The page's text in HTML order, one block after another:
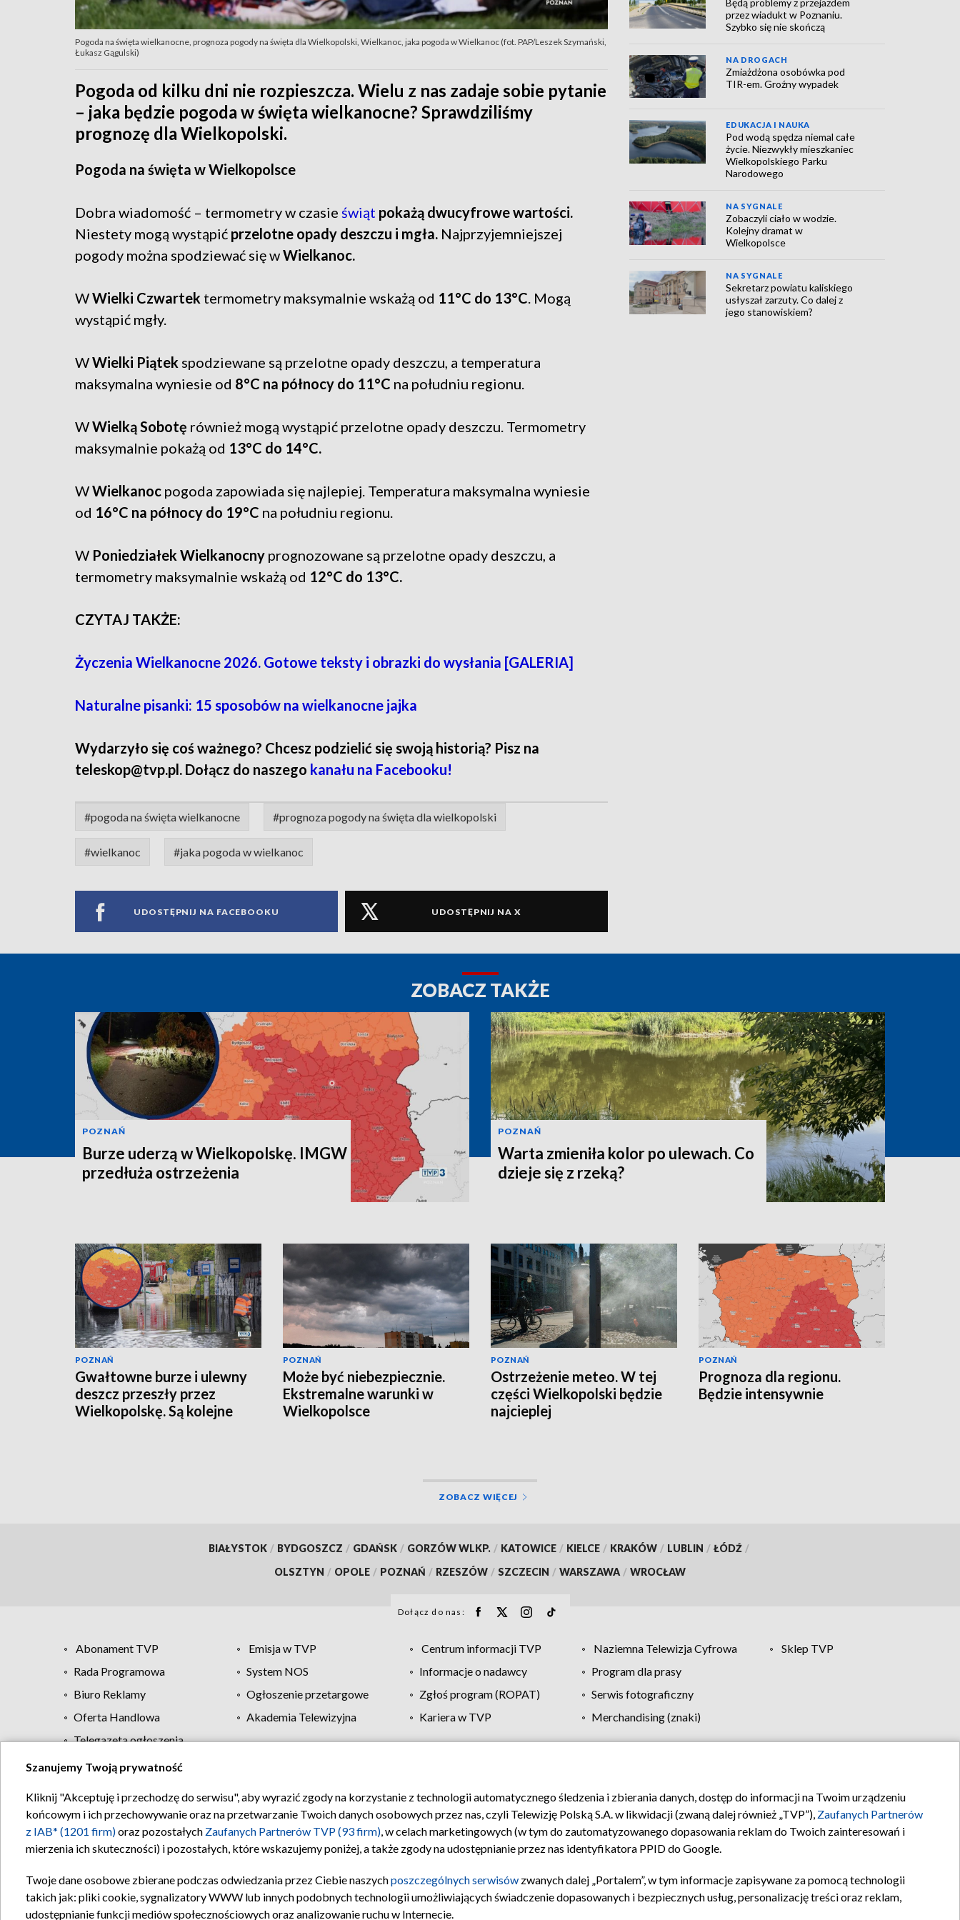
Pogoda na święta wielkanocne, prognoza pogody na święta dla Wielkopolski, Wielkanoc, jaka pogoda w Wielkanoc (fot. PAP/Leszek Szymański,
Łukasz Gągulski)
Pogoda od kilku dni nie rozpieszcza. Wielu z nas zadaje sobie pytanie
– jaka będzie pogoda w święta wielkanocne? Sprawdziliśmy
prognozę dla Wielkopolski.
Pogoda na święta w Wielkopolsce
Dobra wiadomość – termometry w czasie świąt pokażą dwucyfrowe wartości.
Niestety mogą wystąpić przelotne opady deszczu i mgła. Najprzyjemniejszej
pogody można spodziewać się wWielkanoc.
WWielki Czwartek termometry maksymalnie wskażą od 11°C do 13°C. Mogą
wystąpić mgły.
WWielki Piątek spodziewane są przelotne opady deszczu, a temperatura
maksymalna wyniesie od 8°C na północy do 11°C na południu regionu.
WWielką Sobotę również mogą wystąpić przelotne opady deszczu. Termometry
maksymalnie pokażą od 13°C do 14°C.
WWielkanoc pogoda zapowiada się najlepiej. Temperatura maksymalna wyniesie
od 16°C na północy do 19°C na południu regionu.
W Poniedziałek Wielkanocny prognozowane są przelotne opady deszczu, a
termometry maksymalnie wskażą od 12°C do 13°C.
CZYTAJ TAKŻE:
Życzenia Wielkanocne 2026. Gotowe teksty i obrazki do wysłania [GALERIA]
Naturalne pisanki: 15 sposobów na wielkanocne jajka
Wydarzyło się coś ważnego? Chcesz podzielić się swoją historią? Pisz na
teleskop@tvp.pl. Dołącz do naszego kanału na Facebooku!
#pogoda na święta wielkanocne #prognoza pogody na święta dla wielkopolski
#wielkanoc #jaka pogoda w wielkanoc
UDOSTĘPNIJ NA FACEBOOKU UDOSTĘPNIJ NA X
przez wiadukt w Poznaniu.
Szybko się nie skończą
NA DROGACH
Zmiażdżona osobówka pod
TIR-em. Groźny wypadek
EDUKACJA I NAUKA
Pod wodą spędza niemal całe
życie. Niezwykły mieszkaniec
Wielkopolskiego Parku
Narodowego
NA SYGNALE
Zobaczyli ciało w wodzie.
Kolejny dramat w
Wielkopolsce
NA SYGNALE
Sekretarz powiatu kaliskiego
usłyszał zarzuty. Co dalej z
jego stanowiskiem?
ZOBACZ TAKŻE
POZNAŃ
Burze uderzą w Wielkopolskę. IMGW
przedłuża ostrzeżenia
POZNAŃ
Warta zmieniła kolor po ulewach. Co
dzieje się z rzeką?
POZNAŃ
Gwałtowne burze i ulewny
deszcz przeszły przez
Wielkopolskę. Są kolejne
POZNAŃ
Może być niebezpiecznie.
Ekstremalne warunki w
Wielkopolsce
POZNAŃ
Ostrzeżenie meteo. W tej
części Wielkopolski będzie
najcieplej
POZNAŃ
Prognoza dla regionu.
Będzie intensywnie
ZOBACZ WIĘCEJ
BIAŁYSTOK / BYDGOSZCZ / GDAŃSK / GORZÓW WLKP. / KATOWICE / KIELCE / KRAKÓW / LUBLIN / ŁÓDŹ /
OLSZTYN / OPOLE / POZNAŃ / RZESZÓW / SZCZECIN / WARSZAWA / WROCŁAW
Dołącz do nas:
Abonament TVP Emisja w TVP Centrum informacji TVP Naziemna Telewizja Cyfrowa
Sklep TVP
Rada Programowa
System NOS Informacje o nadawcy
Program dla prasy
Biuro Reklamy
Ogłoszenie przetargowe Zgłoś program (ROPAT)
Serwis fotograficzny
Oferta Handlowa
Akademia Telewizyjna Kariera w TVP
Merchandising (znaki)
Telegazeta ogłoszenia
Regulamin TVP Polityka prywatności Moje zgody Pomoc Biuro reklamy Kontakt
Szanujemy Twoją prywatność
Kliknij "Akceptuję i przechodzę do serwisu", aby wyrazić zgody na korzystanie z technologii automatycznego śledzenia i zbierania danych, dostęp do informacji na Twoim urządzeniu
końcowym i ich przechowywanie oraz na przetwarzanie Twoich danych osobowych przez nas, czyli Telewizję Polską S.A. w likwidacji (zwaną dalej również „TVP”), Zaufanych Partnerów
z IAB* (1201 firm)oraz pozostałych Zaufanych Partnerów TVP (93 firm), w celach marketingowych (w tym do zautomatyzowanego dopasowania reklam do Twoich zainteresowań i
mierzenia ich skuteczności) i pozostałych, które wskazujemy poniżej, a także zgody na udostępnianie przez nas identyfikatora PPID do Google.
Twoje dane osobowe zbierane podczas odwiedzania przez Ciebie naszychposzczególnych serwisów zwanych dalej „Portalem”, w tym informacje zapisywane za pomocą technologii
takich jak: pliki cookie, sygnalizatory WWW lub innych podobnych technologii umożliwiających świadczenie dopasowanych i bezpiecznych usług, personalizację treści oraz reklam,
udostępnianie funkcji mediów społecznościowych oraz analizowanie ruchu w Internecie.